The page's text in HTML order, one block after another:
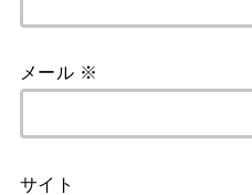
メール ※
サイト